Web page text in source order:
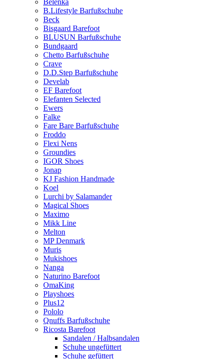
Belenka
B.Lifestyle Barfußschuhe
Beck
Bisgaard Barefoot
BLUSUN Barfußschuhe
Bundgaard
Chetto Barfußschuhe
Crave
D.D.Step Barfußschuhe
Develab
EF Barefoot
Elefanten Selected
Ewers
Falke
Fare Bare Barfußschuhe
Froddo
Flexi Nens
Groundies
IGOR Shoes
Jonap
KJ Fashion Handmade
Koel
Lurchi by Salamander
Magical Shoes
Maximo
Mikk Line
Melton
MP Denmark
Muris
Mukishoes
Nanga
Naturino Barefoot
OmaKing
Playshoes
Plus12
Pololo
Qnuffs Barfußschuhe
Ricosta Barefoot
Sandalen / Halbsandalen
Schuhe ungefüttert
Schuhe gefüttert